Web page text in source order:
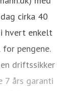
cirka 40
hvert enkelt
pengene.
driftssikker
7 års garanti